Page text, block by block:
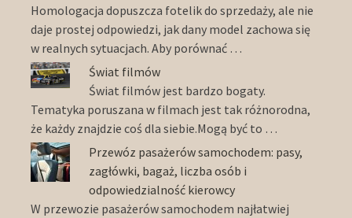
Homologacja dopuszcza fotelik do sprzedaży, ale nie
daje prostej odpowiedzi, jak dany model zachowa się
w realnych sytuacjach. Aby porównać …
Świat filmów
Świat filmów jest bardzo bogaty.
Tematyka poruszana w filmach jest tak różnorodna,
że każdy znajdzie coś dla siebie.Mogą być to …
Przewóz pasażerów samochodem: pasy,
zagłówki, bagaż, liczba osób i
odpowiedzialność kierowcy
W przewozie pasażerów samochodem najłatwiej